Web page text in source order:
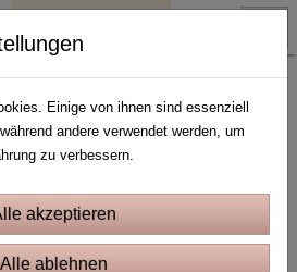
Einige von ihnen sind essenziell
andere verwendet werden, um
zu verbessern.